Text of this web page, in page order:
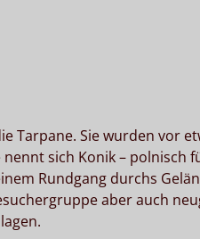
Tarpane. Sie wurden vor
sich Konik – polnisch
Rundgang durchs
aber auch